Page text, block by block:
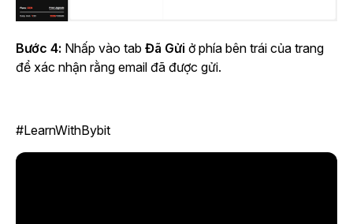
Bước 4: Nhấp vào tab Đã Gửi ở phía bên trái của trang
để xác nhận rằng email đã được gửi.
#LearnWithBybit